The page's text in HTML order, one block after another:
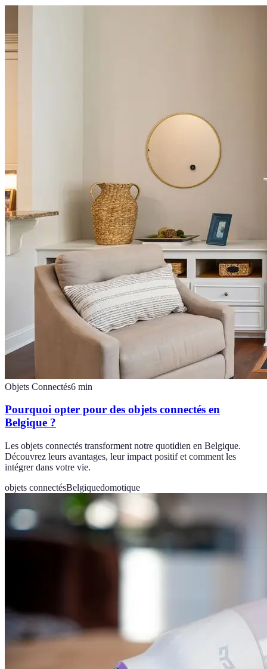
Objets Connectés6 min
Pourquoi opter pour des objets connectés en
Belgique ?
Les objets connectés transforment notre quotidien en Belgique.
Découvrez leurs avantages, leur impact positif et comment les
intégrer dans votre vie.
objets connectésBelgiquedomotique